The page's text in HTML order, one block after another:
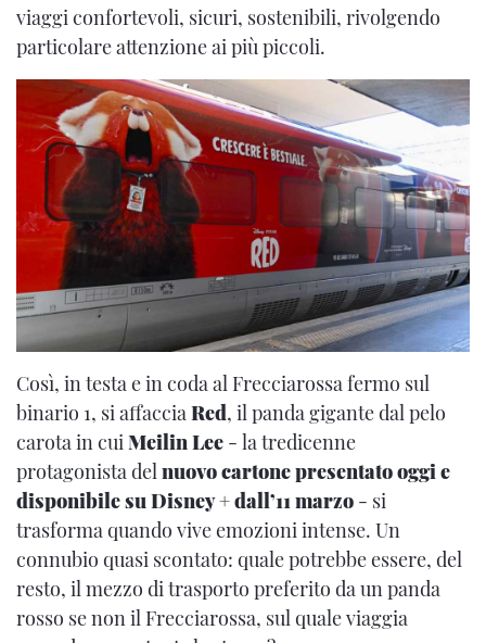
viaggi confortevoli, sicuri, sostenibili, rivolgendo
particolare attenzione ai più piccoli.
Così, in testa e in coda al Frecciarossa fermo sul
binario 1, si affaccia Red, il panda gigante dal pelo
carota in cui Meilin Lee - la tredicenne
protagonista del nuovo cartone presentato oggi e
disponibile su Disney + dall’11 marzo - si
trasforma quando vive emozioni intense. Un
connubio quasi scontato: quale potrebbe essere, del
resto, il mezzo di trasporto preferito da un panda
rosso se non il Frecciarossa, sul quale viaggia